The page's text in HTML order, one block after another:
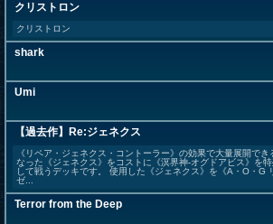
クリストロン
クリストロン
shark
Umi
【過去作】Re:ジェネクス
《リペア・ジェネクス・コントーラー》の効果で大量展開でき
なった《ジェネクス》をコストに《溟界神-オグドアビス》を
して戦うデッキです。 使用した《ジェネクス》を《A・O・G
ゼ...
Terror from the Deep